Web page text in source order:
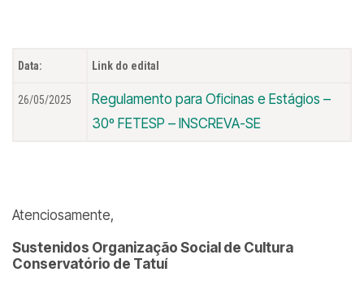
Data: Link do edital
26/05/2025
Regulamento para Oficinas e Estágios –
30º FETESP – INSCREVA-SE
Atenciosamente,
Sustenidos Organização Social de Cultura
Conservatório de Tatuí